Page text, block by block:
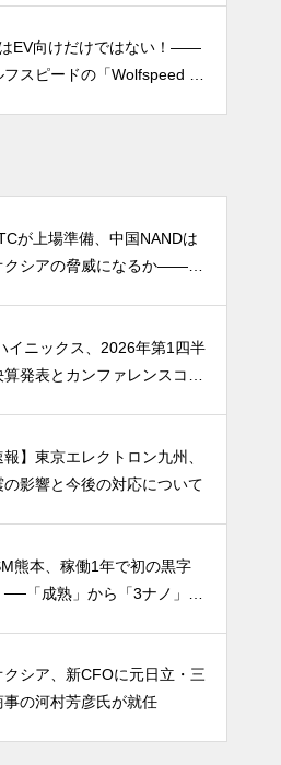
EV向けだけではない！――
フスピードの「Wolfspeed G
が上場準備、中国NANDは
クシアの脅威になるか――AI
イニックス、2026年第1四半
算発表とカンファレンスコー
報】東京エレクトロン九州、
の影響と今後の対応について
熊本、稼働1年で初の黒字
──「成熟」から「3ナノ」へ
クシア、新CFOに元日立・三
事の河村芳彦氏が就任